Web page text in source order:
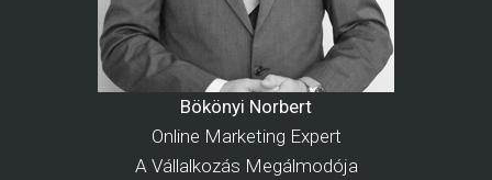
Bökönyi Norbert
Online Marketing Expert
A Vállalkozás Megálmodója